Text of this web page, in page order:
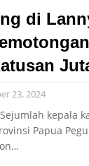
di
23, 2024
kepala
Papua